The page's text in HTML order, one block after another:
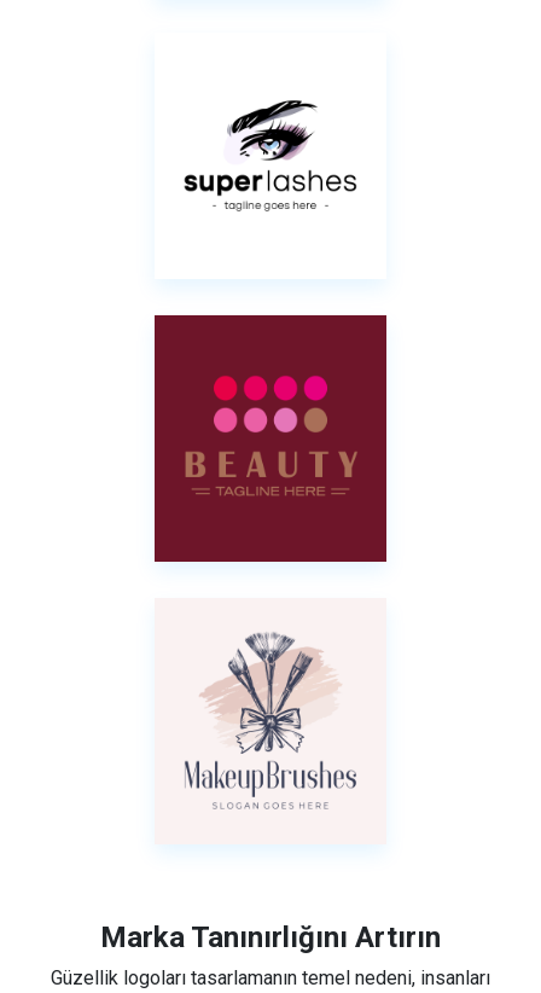
Marka Tanınırlığını Artırın
Güzellik logoları tasarlamanın temel nedeni, insanları